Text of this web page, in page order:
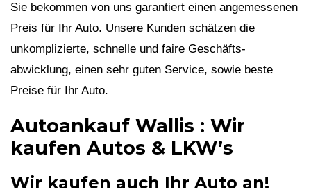
Sie bekommen von uns garantiert einen angemessenen
Preis für Ihr Auto. Unsere Kunden schätzen die
unkomplizierte, schnelle und faire Geschäfts-
abwicklung, einen sehr guten Service, sowie beste
Preise für Ihr Auto.
Autoankauf Wallis : Wir
kaufen Autos & LKW’s
Wir kaufen auch Ihr Auto an!